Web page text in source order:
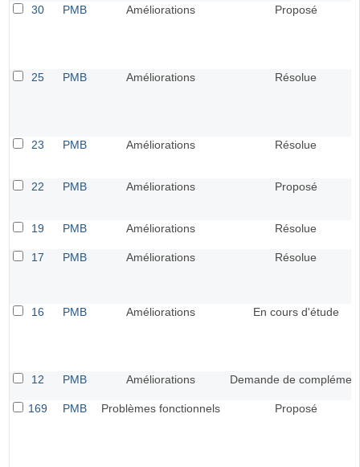
30 PMB Améliorations Proposé
25 PMB Améliorations Résolue
23 PMB Améliorations Résolue
22 PMB Améliorations Proposé
19 PMB Améliorations Résolue
17 PMB Améliorations Résolue
16 PMB Améliorations En cours d'étude
12 PMB Améliorations Demande de
169 PMB Problèmes fonctionnels Proposé